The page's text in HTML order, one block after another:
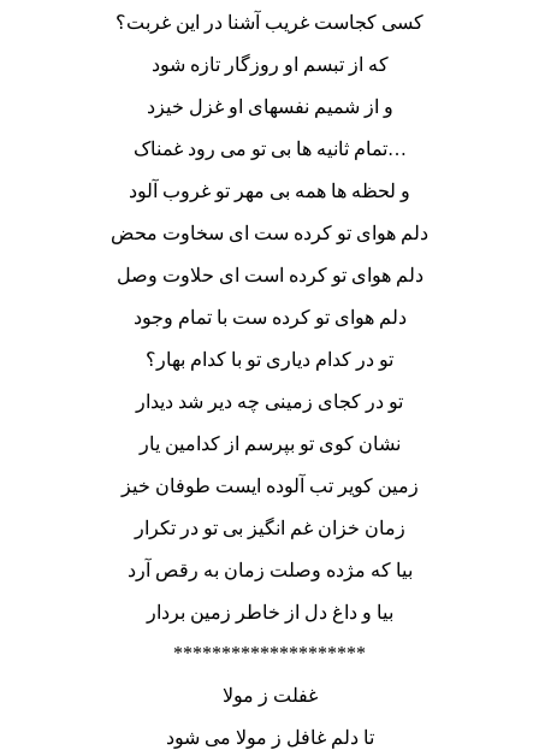
کسی کجاست غریب آشنا در این غربت؟
که از تبسم او روزگار تازه شود
و از شمیم نفسهای او غزل خیزد
تمام ثانیه ها بی تو می رود غمناک…
و لحظه ها همه بی مهر تو غروب آلود
دلم هوای تو کرده ست ای سخاوت محض
دلم هوای تو کرده است ای حلاوت وصل
دلم هوای تو کرده ست با تمام وجود
تو در کدام دیاری تو با کدام بهار؟
تو در کجای زمینی چه دیر شد دیدار
نشان کوی تو بپرسم از کدامین یار
زمین کویر تب آلوده ایست طوفان خیز
زمان خزان غم انگیز بی تو در تکرار
بیا که مژده وصلت زمان به رقص آرد
بیا و داغ دل از خاطر زمین بردار
********************
غفلت ز مولا
تا دلم غافل ز مولا می شود